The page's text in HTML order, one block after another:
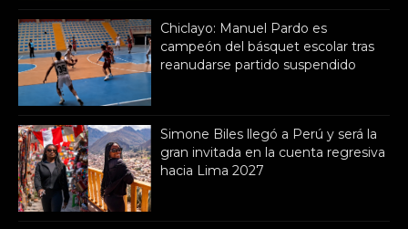
Chiclayo: Manuel Pardo es
campeón del básquet escolar tras
reanudarse partido suspendido
Simone Biles llegó a Perú y será la
gran invitada en la cuenta regresiva
hacia Lima 2027